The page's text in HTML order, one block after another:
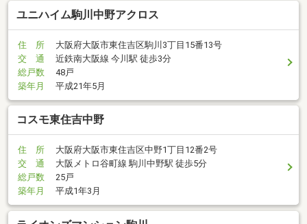
ユニハイム駒川中野アクロス
住 所
大阪府大阪市東住吉区駒川3丁目15番13号
交 通
近鉄南大阪線 今川駅 徒歩3分
総戸数
48戸
築年月
平成21年5月
コスモ東住吉中野
住 所
大阪府大阪市東住吉区中野1丁目12番2号
交 通
大阪メトロ谷町線 駒川中野駅 徒歩5分
総戸数
25戸
築年月
平成1年3月